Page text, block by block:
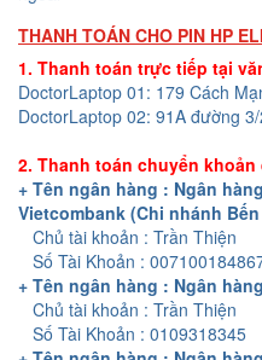
THANH TOÁN CHO PIN HP
1. Thanh toán trực tiếp tại
DoctorLaptop 01: 179 Cách
DoctorLaptop 02: 91A đường
2. Thanh toán chuyển
+ Tên ngân hàng : Ngân
Vietcombank (Chi nhánh
Chủ tài khoản : Trần Thiện
Số Tài Khoản :
+ Tên ngân hàng : Ngân
Chủ tài khoản : Trần Thiện
Số Tài Khoản : 0109318345